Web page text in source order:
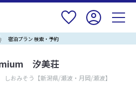
宿泊プラン 検索・予約
汐美荘
しおみそう 【新潟県/瀬波・月岡/瀬波】